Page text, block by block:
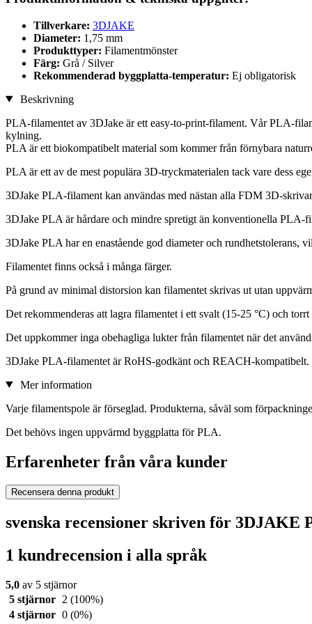
Tillverkare: 3DJAKE
Diameter: 1,75 mm
Produkttyper: Filamentmönster
Färg: Grå / Silver
Rekommenderad byggplatta-temperatur: Ej obligatorisk
Beskrivning
PLA-filamentet av 3DJake är ett easy-to-print-filament. Vår PLA-
kylning.
PLA är ett biokompatibelt material som kommer från förnybara
PLA är ett av de mest populära 3D-tryckmaterialen tack vare dess
3DJake PLA-filament kan användas med nästan alla FDM 3D-
3DJake PLA är hårdare och mindre spretigt än konventionella PLA-
3DJake PLA har en enastående god diameter och rundhetstolerans,
Filamentet finns också i många färger.
På grund av minimal distorsion kan filamentet skrivas ut utan
Det rekommenderas att lagra filamentet i ett svalt (15-25 °C) och
Det uppkommer inga obehagliga lukter från filamentet när det
3DJake PLA-filamentet är RoHS-godkänt och REACH-kompatibelt.
Mer information
Varje filamentspole är förseglad. Produkterna, såväl som
Det behövs ingen uppvärmd byggplatta för PLA.
Erfarenheter från våra kunder
Recensera denna produkt
svenska recensioner skriven för 3DJAKE
1 kundrecension i alla språk
5,0 av 5 stjärnor
5 stjärnor
2 (100%)
4 stjärnor 0 (0%)